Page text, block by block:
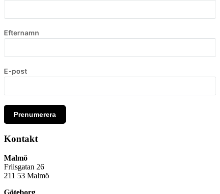
Efternamn
E-post
Prenumerera
Kontakt
Malmö
Friisgatan 26
211 53 Malmö
Göteborg